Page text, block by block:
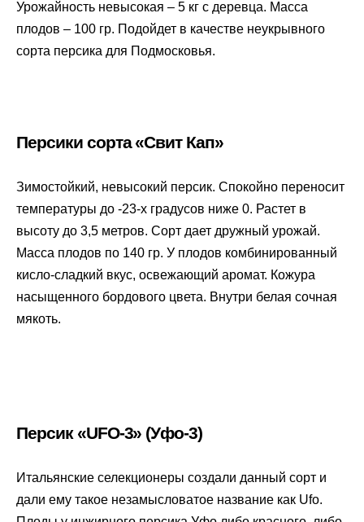
Урожайность невысокая – 5 кг с деревца. Масса
плодов – 100 гр. Подойдет в качестве неукрывного
сорта персика для Подмосковья.
Персики сорта «Свит Кап»
Зимостойкий, невысокий персик. Спокойно переносит
температуры до -23-х градусов ниже 0. Растет в
высоту до 3,5 метров. Сорт дает дружный урожай.
Масса плодов по 140 гр. У плодов комбинированный
кисло-сладкий вкус, освежающий аромат. Кожура
насыщенного бордового цвета. Внутри белая сочная
мякоть.
Персик «UFO-3» (Уфо-3)
Итальянские селекционеры создали данный сорт и
дали ему такое незамысловатое название как Ufo.